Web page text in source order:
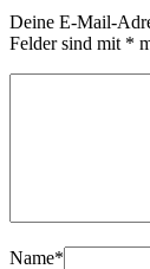
Deine E-Mail-
Felder sind mit *
Name*